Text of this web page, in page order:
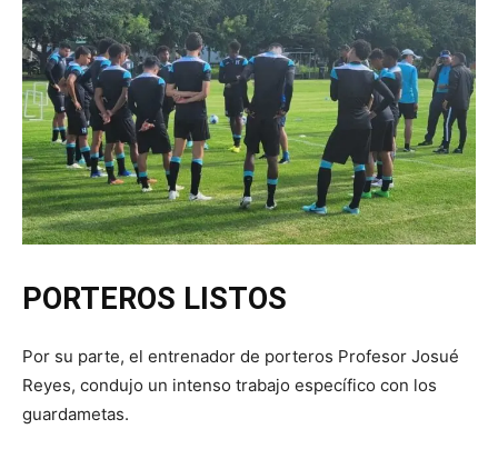
PORTEROS LISTOS
Por su parte, el entrenador de porteros Profesor Josué
Reyes, condujo un intenso trabajo específico con los
guardametas.